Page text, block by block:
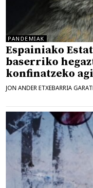
PANDEMIAK
Espainiako
baserriko
konfinatzeko
JON ANDER ETXEBARRIA